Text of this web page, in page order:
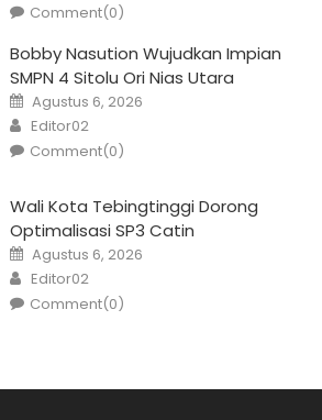
Comment(0)
Bobby Nasution Wujudkan Impian
SMPN 4 Sitolu Ori Nias Utara
Posted
on
Agustus 6, 2026
Author
Editor02
Comment(0)
Wali Kota Tebingtinggi Dorong
Optimalisasi SP3 Catin
Posted
on
Agustus 6, 2026
Author
Editor02
Comment(0)